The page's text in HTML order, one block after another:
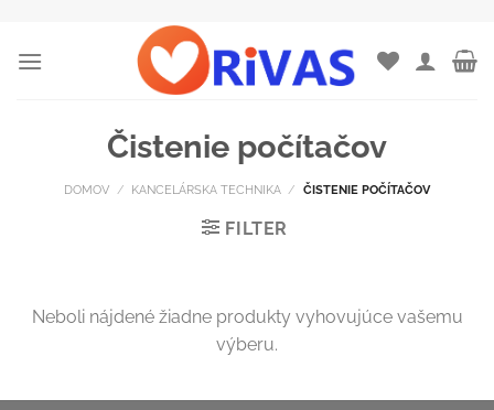
content
Čistenie počítačov
DOMOV / KANCELÁRSKA TECHNIKA / ČISTENIE POČÍTAČOV
FILTER
Neboli nájdené žiadne produkty vyhovujúce vašemu
výberu.